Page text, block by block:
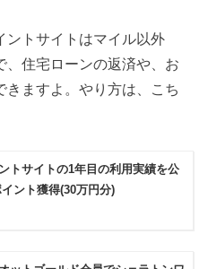
ントサイトはマイル以外
、住宅ローンの返済や、お
ますよ。やり方は、こち
トサイトの1年目の利用実績を公
ント獲得(30万円分)